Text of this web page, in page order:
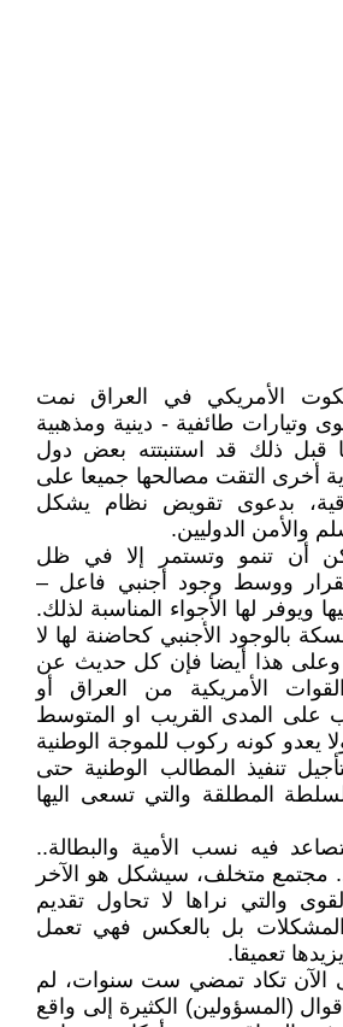
الأمريكي في العراق نمت
طائفية - دينية ومذهبية
قبل ذلك قد استنبتته بعض دول
أخرى التقت مصالحها جميعا على
بدعوى تقويض نظام يشكل
والأمن الدوليين.
أن تنمو وتستمر إلا في ظل
ووسط وجود أجنبي فاعل –
ويوفر لها الأجواء المناسبة لذلك.
بالوجود الأجنبي كحاضنة لها لا
وعلى هذا أيضا فإن كل حديث عن
الأمريكية من العراق أو
على المدى القريب او المتوسط
يعدو كونه ركوب للموجة الوطنية
تنفيذ المطالب الوطنية حتى
المطلقة والتي تسعى اليها
فيه نسب الأمية والبطالة..
مجتمع متخلف، سيشكل هو الآخر
والتي نراها لا تحاول تقديم
بل بالعكس فهي تعمل
تعميقا.
2003 وحتى الآن تكاد تمضي ست سنوات، لم
(المسؤولين) الكثيرة إلى واقع